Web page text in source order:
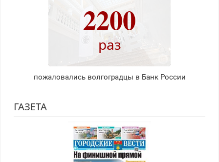
2200
раз
пожаловались волгоградцы в Банк России
ГАЗЕТА